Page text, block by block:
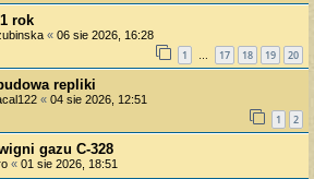
rok
« 06 sie 2026, 16:28
1 … 17 18 19 20
repliki
« 04 sie 2026, 12:51
1 2
gazu C-328
« 01 sie 2026, 18:51